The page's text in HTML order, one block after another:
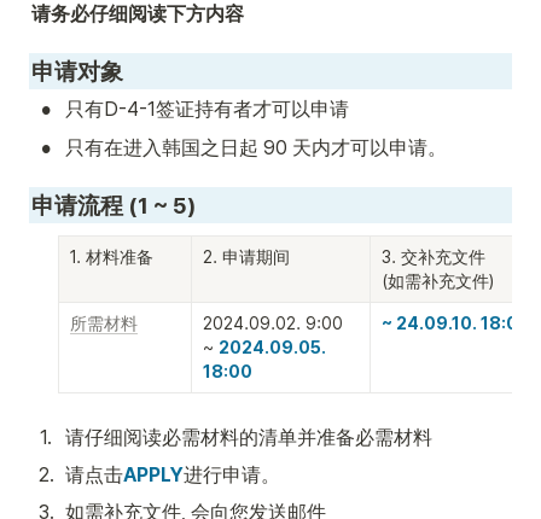
请务必仔细阅读下方内容
申请对象
• 只有D-4-1签证持有者才可以申请
• 只有在进入韩国之日起 90 天内才可以申请。
申请流程 (1 ~ 5)
1. 材料准备 2. 申请期间
3. 交补充文件
(如需补充文件)
所需材料
2024.09.02. 9:00
~ 2024.09.05.
18:00
~ 24.09.10. 18:00
1.
请仔细阅读必需材料的清单并准备必需材料
2. 请点击APPLY进行申请。
3. 如需补充文件, 会向您发送邮件